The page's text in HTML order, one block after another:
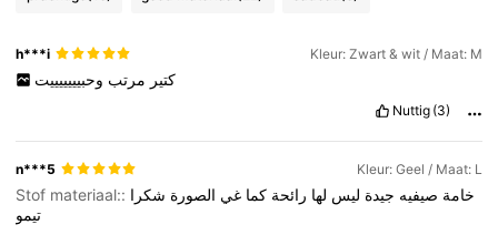
h***i Kleur: Zwart & wit / Maat: M
كتير مرتب وحبيييييييت
Nuttig (3)
n***5 Kleur: Geel / Maat: L
Stof materiaal:: خامة صيفيه جيدة ليس لها رائحة كما غي الصورة شكرا
تيمو